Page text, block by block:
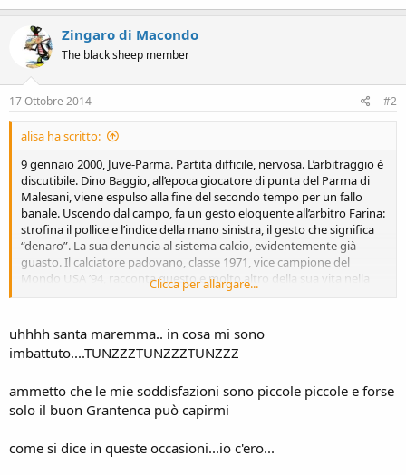
Zingaro di Macondo
The black sheep member
17 Ottobre 2014 #2
alisa ha scritto:
9 gennaio 2000, Juve-Parma. Partita difficile, nervosa. L’arbitraggio è
discutibile. Dino Baggio, all’epoca giocatore di punta del Parma di
Malesani, viene espulso alla fine del secondo tempo per un fallo
banale. Uscendo dal campo, fa un gesto eloquente all’arbitro Farina:
strofina il pollice e l’indice della mano sinistra, il gesto che significa
“denaro”. La sua denuncia al sistema calcio, evidentemente già
guasto. Il calciatore padovano, classe 1971, vice campione del
Mondo USA ’94, racconta questo e molto altro della sua vita nella
sua autobiografia (“Gocce su Dino Baggio” di Dino Baggio e Marco
accusa gli sia costato, in termini di esclusione dalla Nazionale; di
quanto fosse diventato un personaggio scomodo, da penalizzare e
da evitare. Di quanto comunque il calcio gli abbia dato, anche ora
Clicca per allargare...
uhhhh santa maremma.. in cosa mi sono
imbattuto....TUNZZZTUNZZZTUNZZZ
ammetto che le mie soddisfazioni sono piccole piccole e forse
solo il buon Grantenca può capirmi
come si dice in queste occasioni...io c'ero...